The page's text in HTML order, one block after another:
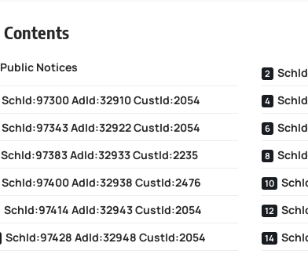
Contents
Public Notices
SchId:97300 AdId:32910 CustId:2054
SchId:97343 AdId:32922 CustId:2054
SchId:97383 AdId:32933 CustId:2235
SchId:97400 AdId:32938 CustId:2476
SchId:97414 AdId:32943 CustId:2054
SchId:97428 AdId:32948 CustId:2054